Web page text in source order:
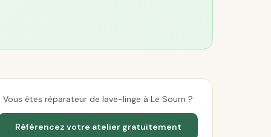
Vous êtes réparateur de lave-linge à Le Sourn ?
Référencez votre atelier gratuitement